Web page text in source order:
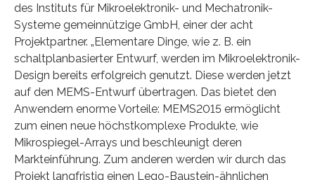
des Instituts für Mikroelektronik- und Mechatronik-
Systeme gemeinnützige GmbH, einer der acht
Projektpartner. „Elementare Dinge, wie z. B. ein
schaltplanbasierter Entwurf, werden im Mikroelektronik-
Design bereits erfolgreich genutzt. Diese werden jetzt
auf den MEMS-Entwurf übertragen. Das bietet den
Anwendern enorme Vorteile: MEMS2015 ermöglicht
zum einen neue höchstkomplexe Produkte, wie
Mikrospiegel-Arrays und beschleunigt deren
Markteinführung. Zum anderen werden wir durch das
Projekt langfristig einen Lego-Baustein-ähnlichen